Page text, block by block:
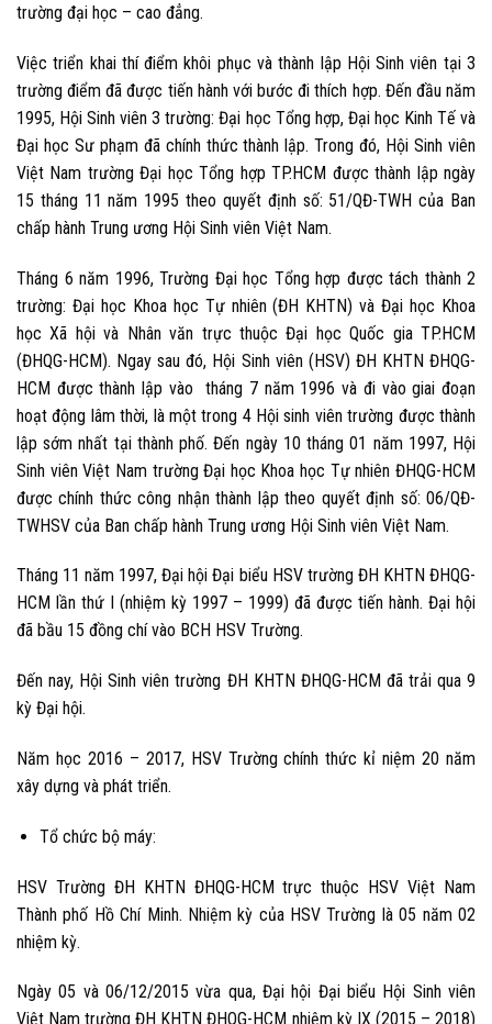
trường đại học – cao đẳng.
Việc triển khai thí điểm khôi phục và thành lập Hội Sinh viên tại 3
trường điểm đã được tiến hành với bước đi thích hợp. Đến đầu năm
1995, Hội Sinh viên 3 trường:Đại học Tổng hợp, Đại học Kinh Tế và
Đại học Sư phạm đã chính thức thành lập. Trong đó, Hội Sinh viên
Việt Nam trường Đại học Tổng hợp TP.HCM được thành lập ngày
15 tháng 11 năm 1995 theo quyết định số: 51/QĐ-TWH của Ban
chấp hành Trung ương Hội Sinh viên Việt Nam.
Tháng 6 năm 1996, Trường Đại học Tổng hợp được tách thành 2
trường: Đại học Khoa học Tự nhiên (ĐH KHTN) và Đại học Khoa
học Xã hội và Nhân văn trực thuộc Đại học Quốc gia TP.HCM
(ĐHQG-HCM). Ngay sau đó, Hội Sinh viên (HSV) ĐH KHTN ĐHQG-
HCM được thành lập vào tháng 7 năm 1996 và đi vào giai đoạn
hoạt động lâm thời, là một trong 4 Hội sinh viên trường được thành
lập sớm nhất tại thành phố. Đến ngày 10 tháng 01 năm 1997, Hội
Sinh viên Việt Nam trường Đại học Khoa học Tự nhiên ĐHQG-HCM
được chính thức công nhận thành lập theo quyết định số: 06/QĐ-
TWHSV của Ban chấp hành Trung ương Hội Sinh viên Việt Nam.
Tháng 11 năm 1997, Đại hội Đại biểu HSV trường ĐH KHTN ĐHQG-
HCM lần thứ I (nhiệm kỳ 1997 – 1999) đã được tiến hành. Đại hội
đã bầu 15 đồng chí vào BCH HSV Trường.
Đến nay, Hội Sinh viên trường ĐH KHTN ĐHQG-HCM đã trải qua 9
kỳ Đại hội.
Năm học 2016 – 2017, HSV Trường chính thức kỉ niệm 20 năm
xây dựng và phát triển.
Tổ chức bộmáy:
HSV Trường ĐH KHTN ĐHQG-HCM trực thuộc HSV Việt Nam
Thành phố Hồ Chí Minh. Nhiệm kỳ của HSV Trường là 05 năm 02
nhiệm kỳ.
Ngày 05 và 06/12/2015 vừa qua, Đại hội Đại biểu Hội Sinh viên
Việt Nam trường ĐH KHTN ĐHQG-HCM nhiệm kỳ IX (2015 – 2018)